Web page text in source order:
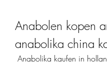
Anabolen kopen
anabolika china